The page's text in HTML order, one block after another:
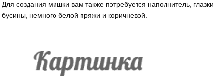
Для создания мишки вам также потребуется наполнитель, глазки
бусины, немного белой пряжи и коричневой.